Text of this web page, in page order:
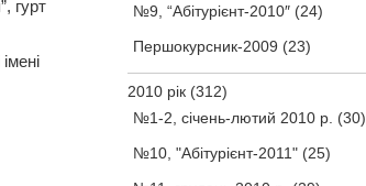
гурт
№9, “Абітурієнт-2010″ (24)
Першокурсник-2009 (23)
2010 рік (312)
№1-2, січень-лютий 2010 р. (30)
№10, "Абітурієнт-2011" (25)